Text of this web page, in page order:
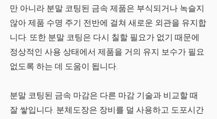
만 아니라 분말 코팅된 금속 제품은 부식되거나 녹슬지
않아 제품 수명 주기 전반에 걸쳐 새로운 외관을 유지합
니다. 또한 분말 코팅은 다시 칠할 필요가 없기 때문에
정상적인 사용 상태에서 제품을 거의 유지 보수가 필요
없도록 하는 데 도움이 됩니다.
분말 코팅된 금속 마감은 다른 마감 기술과 비교할 때
잘 쌓입니다. 분체도장은 장비를 덜 사용하고 도포시간